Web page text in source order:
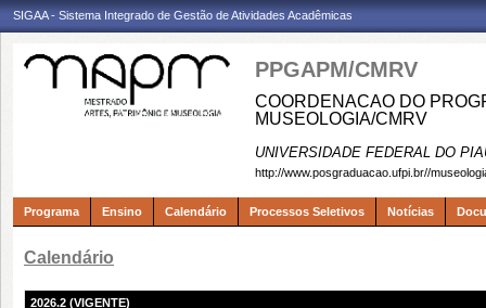
SIGAA - Sistema Integrado de Gestão de Atividades Acadêmicas
PPGAPM/CMRV
COORDENACAO DO
MUSEOLOGIA/CMRV
UNIVERSIDADE FEDERAL DO
http://www.posgraduacao.ufpi.br//
Programa Ensino Calendário Processos Seletivos Notícias
Calendário
2026.2 (VIGENTE)